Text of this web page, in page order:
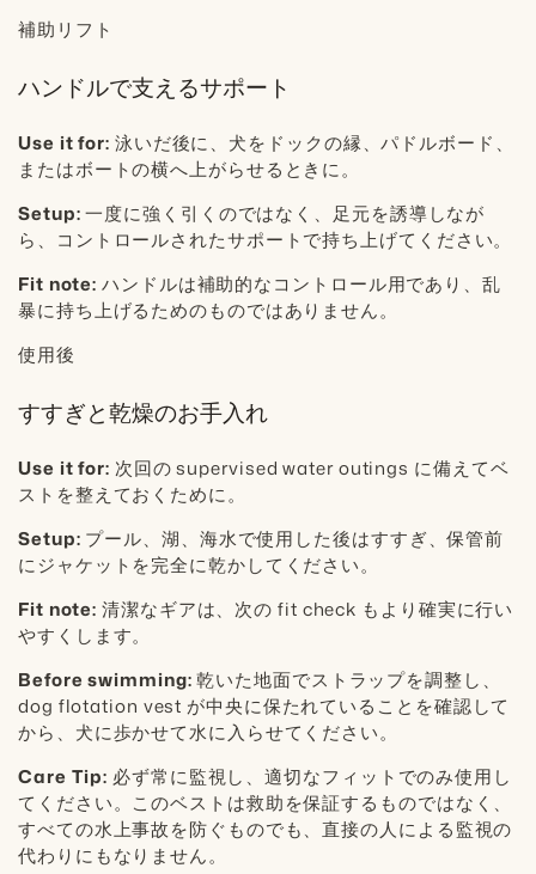
補助リフト
ハンドルで支えるサポート
Use it for: 泳いだ後に、犬をドックの縁、パドルボード、
またはボートの横へ上がらせるときに。
Setup:一度に強く引くのではなく、足元を誘導しなが
ら、コントロールされたサポートで持ち上げてください。
Fit note: ハンドルは補助的なコントロール用であり、乱
暴に持ち上げるためのものではありません。
使用後
すすぎと乾燥のお手入れ
Use it for: 次回の supervised water outings に備えてベ
ストを整えておくために。
Setup: プール、湖、海水で使用した後はすすぎ、保管前
にジャケットを完全に乾かしてください。
Fit note: 清潔なギアは、次の fit check もより確実に行い
やすくします。
Before swimming:乾いた地面でストラップを調整し、
dog flotation vest が中央に保たれていることを確認して
から、犬に歩かせて水に入らせてください。
Care Tip: 必ず常に監視し、適切なフィットでのみ使用し
てください。このベストは救助を保証するものではなく、
すべての水上事故を防ぐものでも、直接の人による監視の
代わりにもなりません。